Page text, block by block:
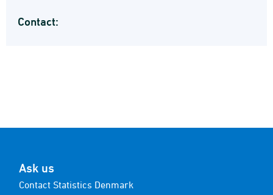
Contact:
Ask us
Contact Statistics Denmark